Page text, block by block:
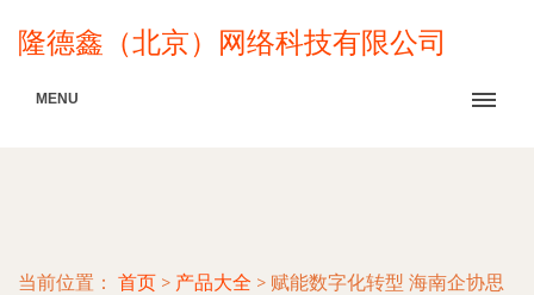
隆德鑫（北京）网络科技有限公司
MENU
当前位置： 首页 > 产品大全 > 赋能数字化转型 海南企协思